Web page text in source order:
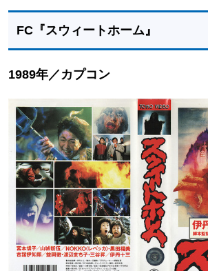
FC『スウィートホーム』
1989年／カプコン